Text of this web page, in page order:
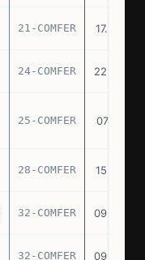
21-COMFER 17.06.76
24-COMFER 22.06.76
25-COMFER 07.07.76
28-COMFER 15.07.76
32-COMFER 09.09.76
32-COMFER 09.09.76